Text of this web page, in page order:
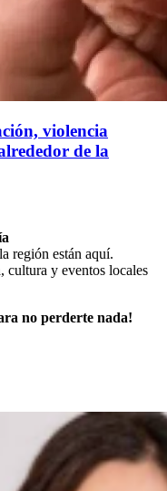
violencia
de la
región están aquí.
cultura y eventos locales
no perderte nada!